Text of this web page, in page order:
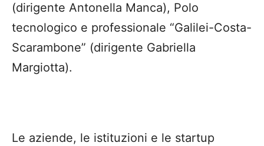
(dirigente Antonella Manca), Polo
tecnologico e professionale “Galilei-Costa-
Scarambone” (dirigente Gabriella
Margiotta).
Le aziende, le istituzioni e le startup